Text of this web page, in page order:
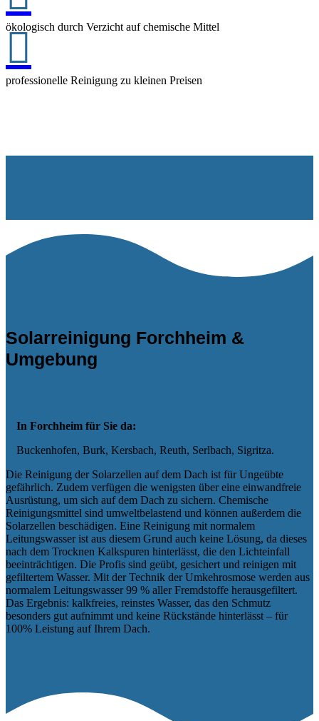
ökologisch durch Verzicht auf chemische Mittel

professionelle Reinigung zu kleinen Preisen
Solarreinigung Forchheim &
Umgebung
In Forchheim für Sie da:
Buckenhofen, Burk, Kersbach, Reuth, Serlbach, Sigritza.
Die Reinigung der Solarzellen auf dem Dach ist für Ungeübte
gefährlich. Zudem verfügen die wenigsten über eine einwandfreie
Ausrüstung, um sich auf dem Dach zu sichern. Chemische
Reinigungsmittel sind umweltbelastend und können außerdem die
Solarzellen beschädigen. Eine Reinigung mit normalem
Leitungswasser ist aus diesem Grund auch keine Lösung, da dieses
nach dem Trocknen Kalkspuren hinterlässt, die den Lichteinfall
beeinträchtigen. Die Profis sind geübt, gesichert und reinigen mit
gefiltertem Wasser. Mit der Technik der Umkehrosmose werden aus
normalem Leitungswasser 99 % aller Fremdstoffe herausgefiltert.
Das Ergebnis: kalkfreies, reinstes Wasser, das den Schmutz
besonders gut aufnimmt und keine Rückstände hinterlässt – für
100% Leistung auf Ihrem Dach.